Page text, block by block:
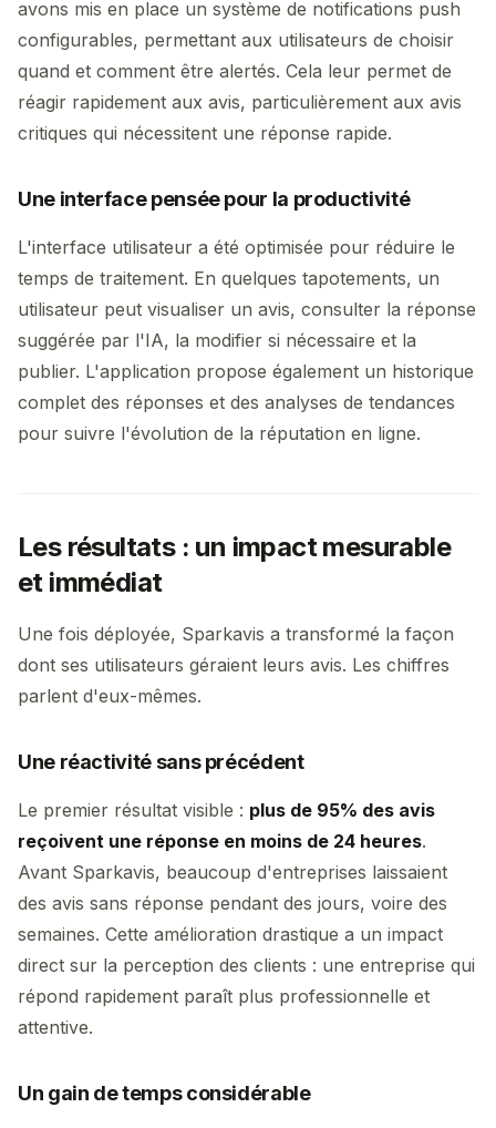
avons mis en place un système de notifications push
configurables, permettant aux utilisateurs de choisir
quand et comment être alertés. Cela leur permet de
réagir rapidement aux avis, particulièrement aux avis
critiques qui nécessitent une réponse rapide.
Une interface pensée pour la productivité
L'interface utilisateur a été optimisée pour réduire le
temps de traitement. En quelques tapotements, un
utilisateur peut visualiser un avis, consulter la réponse
suggérée par l'IA, la modifier si nécessaire et la
publier. L'application propose également un historique
complet des réponses et des analyses de tendances
pour suivre l'évolution de la réputation en ligne.
Les résultats : un impact mesurable
et immédiat
Une fois déployée, Sparkavis a transformé la façon
dont ses utilisateurs géraient leurs avis. Les chiffres
parlent d'eux-mêmes.
Une réactivité sans précédent
Le premier résultat visible : plus de 95% des avis
reçoivent une réponse en moins de 24 heures.
Avant Sparkavis, beaucoup d'entreprises laissaient
des avis sans réponse pendant des jours, voire des
semaines. Cette amélioration drastique a un impact
direct sur la perception des clients : une entreprise qui
répond rapidement paraît plus professionnelle et
attentive.
Un gain de temps considérable